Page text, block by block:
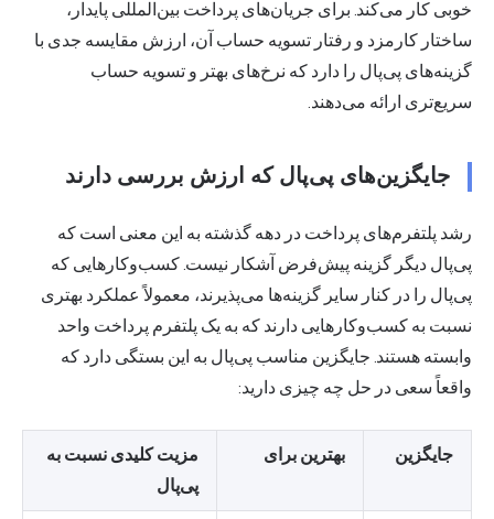
خوبی کار می‌کند. برای جریان‌های پرداخت بین‌المللی پایدار،
ساختار کارمزد و رفتار تسویه حساب آن، ارزش مقایسه جدی با
گزینه‌های پی‌پال را دارد که نرخ‌های بهتر و تسویه حساب
سریع‌تری ارائه می‌دهند.
جایگزین‌های پی‌پال که ارزش بررسی دارند
رشد پلتفرم‌های پرداخت در دهه گذشته به این معنی است که
پی‌پال دیگر گزینه پیش‌فرض آشکار نیست. کسب‌وکارهایی که
پی‌پال را در کنار سایر گزینه‌ها می‌پذیرند، معمولاً عملکرد بهتری
نسبت به کسب‌وکارهایی دارند که به یک پلتفرم پرداخت واحد
وابسته هستند. جایگزین مناسب پی‌پال به این بستگی دارد که
واقعاً سعی در حل چه چیزی دارید:
جایگزین بهترین برای
مزیت کلیدی نسبت به
پی‌پال